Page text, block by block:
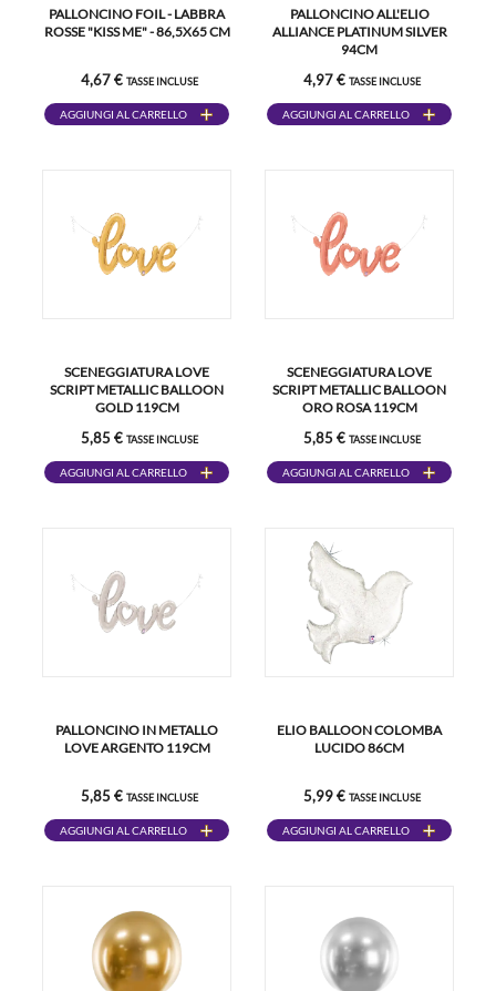
PALLONCINO FOIL - LABBRA
ROSSE "KISS ME" - 86,5X65 CM
4,67 € TASSE INCLUSE
AGGIUNGI AL CARRELLO
PALLONCINO ALL'ELIO
ALLIANCE PLATINUM SILVER
94CM
4,97 € TASSE INCLUSE
AGGIUNGI AL CARRELLO
SCENEGGIATURA LOVE
SCRIPT METALLIC BALLOON
GOLD 119CM
5,85 € TASSE INCLUSE
AGGIUNGI AL CARRELLO
SCENEGGIATURA LOVE
SCRIPT METALLIC BALLOON
ORO ROSA 119CM
5,85 € TASSE INCLUSE
AGGIUNGI AL CARRELLO
PALLONCINO IN METALLO
LOVE ARGENTO 119CM
5,85 € TASSE INCLUSE
AGGIUNGI AL CARRELLO
ELIO BALLOON COLOMBA
LUCIDO 86CM
5,99 € TASSE INCLUSE
AGGIUNGI AL CARRELLO